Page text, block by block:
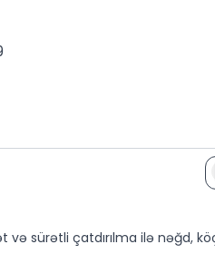
və sürətli çatdırılma ilə nəğd,